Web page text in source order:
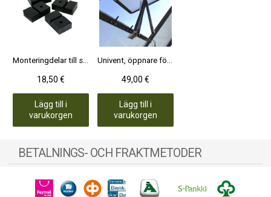
18,50 €
Lägg till i
varukorgen
49,00 €
Lägg till i
varukorgen
BETALNINGS- OCH FRAKTMETODER